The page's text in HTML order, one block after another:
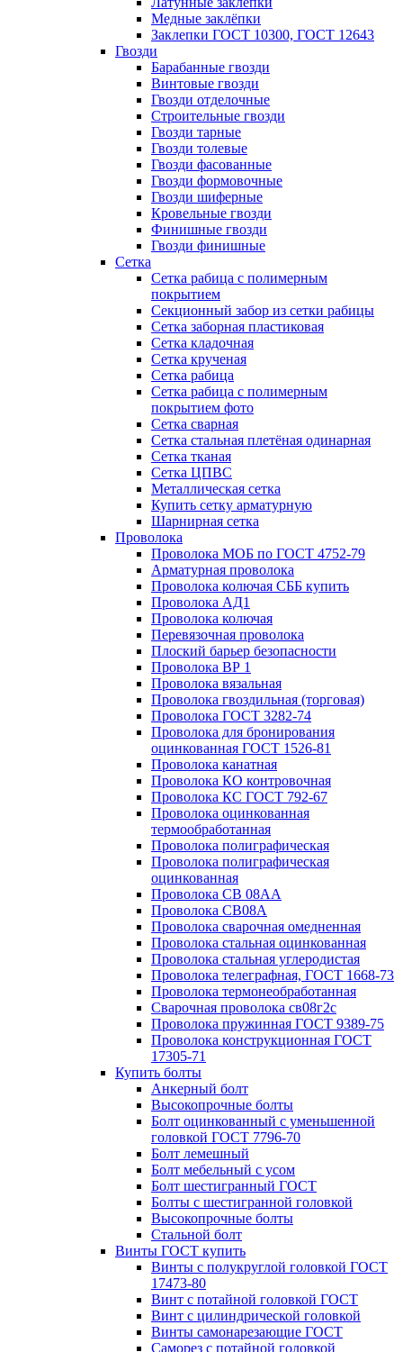
Медные заклёпки
Заклепки ГОСТ 10300, ГОСТ 12643
Гвозди
Барабанные гвозди
Винтовые гвозди
Гвозди отделочные
Строительные гвозди
Гвозди тарные
Гвозди толевые
Гвозди фасованные
Гвозди формовочные
Гвозди шиферные
Кровельные гвозди
Финишные гвозди
Гвозди финишные
Сетка
Сетка рабица с полимерным
покрытием
Секционный забор из сетки рабицы
Сетка заборная пластиковая
Сетка кладочная
Сетка крученая
Сетка рабица
Сетка рабица с полимерным
покрытием фото
Сетка сварная
Сетка стальная плетёная одинарная
Сетка тканая
Сетка ЦПВС
Металлическая сетка
Купить сетку арматурную
Шарнирная сетка
Проволока
Проволока МОБ по ГОСТ 4752-79
Арматурная проволока
Проволока колючая СББ купить
Проволока АД1
Проволока колючая
Перевязочная проволока
Плоский барьер безопасности
Проволока ВР 1
Проволока вязальная
Проволока гвоздильная (торговая)
Проволока ГОСТ 3282-74
Проволока для бронирования
оцинкованная ГОСТ 1526-81
Проволока канатная
Проволока КО контровочная
Проволока КС ГОСТ 792-67
Проволока оцинкованная
термообработанная
Проволока полиграфическая
Проволока полиграфическая
оцинкованная
Проволока СВ 08АА
Проволока СВ08А
Проволока сварочная омедненная
Проволока стальная оцинкованная
Проволока стальная углеродистая
Проволока телеграфная, ГОСТ 1668-73
Проволока термонеобработанная
Сварочная проволока св08г2с
Проволока пружинная ГОСТ 9389-75
Проволока конструкционная ГОСТ
17305-71
Купить болты
Анкерный болт
Высокопрочные болты
Болт оцинкованный с уменьшенной
головкой ГОСТ 7796-70
Болт лемешный
Болт мебельный с усом
Болт шестигранный ГОСТ
Болты с шестигранной головкой
Высокопрочные болты
Стальной болт
Винты ГОСТ купить
Винты с полукруглой головкой ГОСТ
17473-80
Винт с потайной головкой ГОСТ
Винт с цилиндрической головкой
Винты самонарезающие ГОСТ
Саморез с потайной головкой